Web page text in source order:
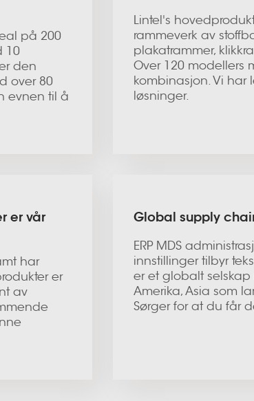
på 200
10
den
over 80
evnen til å
Lintel's
rammeverk av
plakatrammer,
Over 120 modellers
kombinasjon. Vi har
løsninger.
er vår
har
er
av
Global supply
ERP MDS
innstillinger tilbyr
er et globalt
Amerika, Asia som
Sørger for at du får